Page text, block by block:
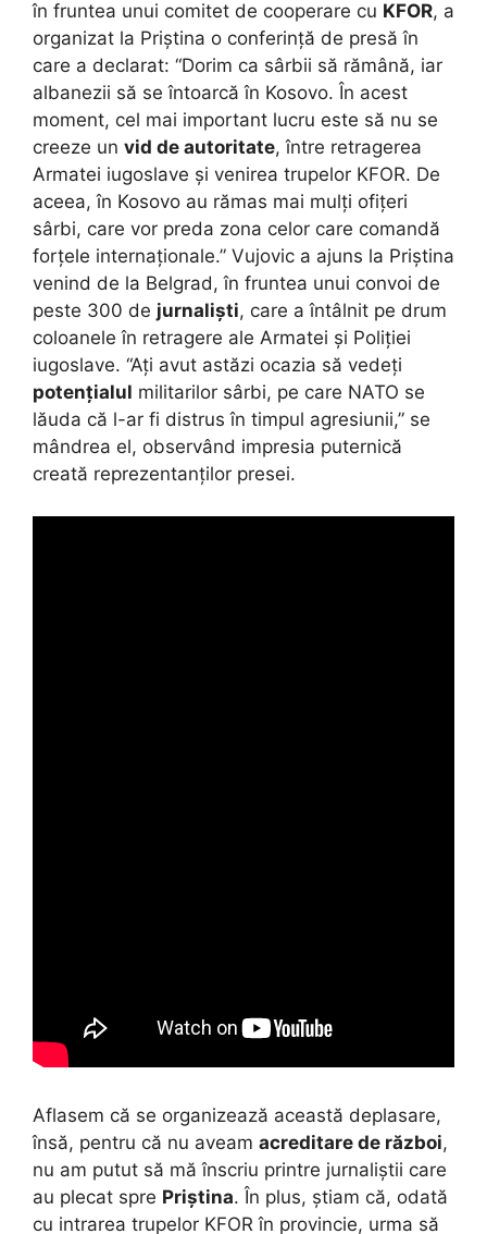
în fruntea unui comitet de cooperare cu KFOR, a
organizat la Priștina o conferință de presă în
care a declarat: “Dorim ca sârbii să rămână, iar
albanezii să se întoarcă în Kosovo. În acest
moment, cel mai important lucru este să nu se
creeze un vid de autoritate, între retragerea
Armatei iugoslave și venirea trupelor KFOR. De
aceea, în Kosovo au rămas mai mulți ofițeri
sârbi, care vor preda zona celor care comandă
forțele internaționale.” Vujovic a ajuns la Priștina
venind de la Belgrad, în fruntea unui convoi de
peste 300 de jurnaliști, care a întâlnit pe drum
coloanele în retragere ale Armatei și Poliției
iugoslave. “Ați avut astăzi ocazia să vedeți
potențialul militarilor sârbi, pe care NATO se
lăuda că l-ar fi distrus în timpul agresiunii,” se
mândrea el, observând impresia puternică
creată reprezentanților presei.
Aflasem că se organizează această deplasare,
însă, pentru că nu aveam acreditare de război,
nu am putut să mă înscriu printre jurnaliștii care
au plecat spre Priștina. În plus, știam că, odată
cu intrarea trupelor KFOR în provincie, urma să